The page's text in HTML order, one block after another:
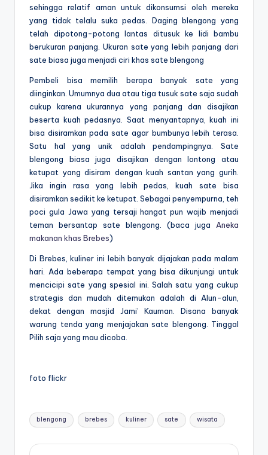
sehingga relatif aman untuk dikonsumsi oleh mereka
yang tidak telalu suka pedas. Daging blengong yang
telah dipotong-potong lantas ditusuk ke lidi bambu
berukuran panjang. Ukuran sate yang lebih panjang dari
sate biasa juga menjadi ciri khas sate blengong
Pembeli bisa memilih berapa banyak sate yang
diinginkan. Umumnya dua atau tiga tusuk sate saja sudah
cukup karena ukurannya yang panjang dan disajikan
beserta kuah pedasnya. Saat menyantapnya, kuah ini
bisa disiramkan pada sate agar bumbunya lebih terasa.
Satu hal yang unik adalah pendampingnya. Sate
blengong biasa juga disajikan dengan lontong atau
ketupat yang disiram dengan kuah santan yang gurih.
Jika ingin rasa yang lebih pedas, kuah sate bisa
disiramkan sedikit ke ketupat. Sebagai penyempurna, teh
poci gula Jawa yang tersaji hangat pun wajib menjadi
teman bersantap sate blengong. (baca juga Aneka
makanan khas Brebes)
Di Brebes, kuliner ini lebih banyak dijajakan pada malam
hari. Ada beberapa tempat yang bisa dikunjungi untuk
mencicipi sate yang spesial ini. Salah satu yang cukup
strategis dan mudah ditemukan adalah di Alun-alun,
dekat dengan masjid Jami’ Kauman. Disana banyak
warung tenda yang menjajakan sate blengong. Tinggal
Pilih saja yang mau dicoba.
foto flickr
Tags:
blengong brebes kuliner sate wisata